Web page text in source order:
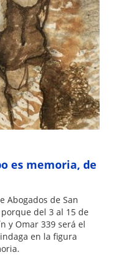
es memoria, de
Abogados de San
del 3 al 15 de
y Omar 339 será el
en la figura